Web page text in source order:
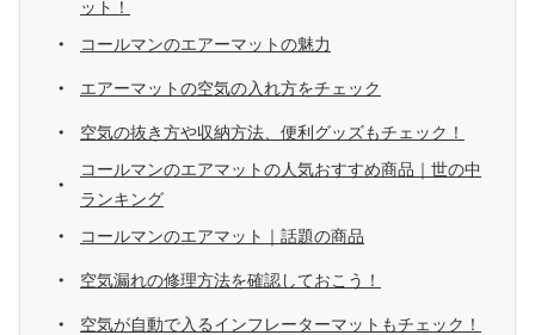
ット！
コールマンのエアーマットの魅力
エアーマットの空気の入れ方をチェック
空気の抜き方や収納方法、便利グッズもチェック！
コールマンのエアマットの人気おすすめ商品｜世の中
ランキング
コールマンのエアマット｜話題の商品
空気漏れの修理方法を確認しておこう！
空気が自動で入るインフレーターマットもチェック！